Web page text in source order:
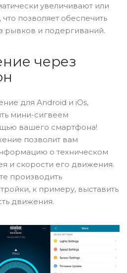
увеличивают или
позволяет обеспечить
рывков и подергиваний.
через
для Аndroid и iOs,
мини-сигвеем
вашего смартфона!
позволит вам
о техническом
и скорости его движения.
производить
к примеру, выставить
движения.